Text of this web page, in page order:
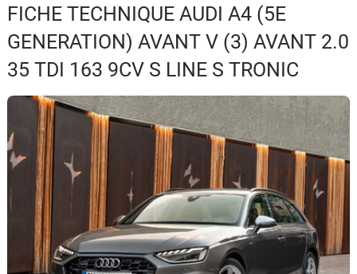
Essais
Guide
d'achat
Electriques
Utilitaires
Flottes
Auto
Services
FICHE TECHNIQUE AUDI A4 (5E
GENERATION) AVANT V (3) AVANT 2.0
35 TDI 163 9CV S LINE S TRONIC